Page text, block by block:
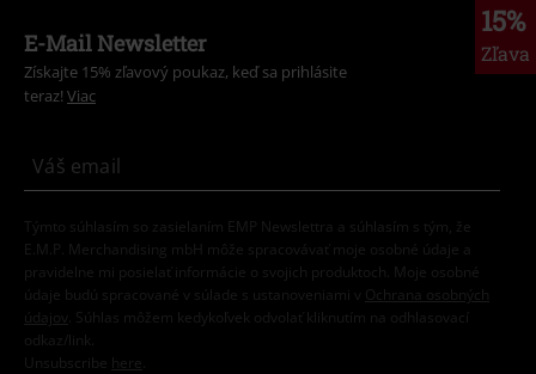
15%
Zľava
E-Mail Newsletter
Získajte 15% zľavový poukaz, keď sa prihlásite
teraz! Viac
Týmto súhlasím so zasielaním EMP Newslettra a súhlasím s tým, že
E.M.P. Merchandising mbH môže spracovávať moje osobné údaje a
pravidelne mi posielať informácie o svojich produktoch. Moje osobné
údaje budú spracované v súlade s ustanoveniami v
Ochrana osobných
údajov
. Súhlas môžem kedykoľvek odvolať kliknutím na odhlasovací
odkaz/link.
Unsubscribe here